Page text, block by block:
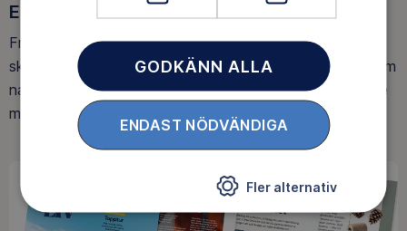
Ett friluftsliv för alla
Friluftsfrämjandet arbetar för att så många som möjligt
ska upptäcka den rörelseglädje och de hälsoeffekter som
naturen ger. Som medlem bidrar du också till vårt arbete
med att skydda allemansrätten.
GODKÄNN ALLA
ENDAST NÖDVÄNDIGA
Fler alternativ